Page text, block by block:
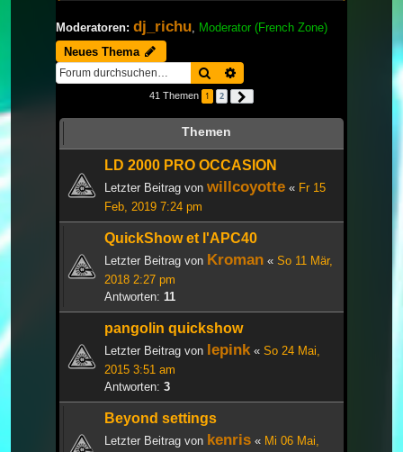
Moderatoren: dj_richu Moderator (French Zone)
Neues Thema
Suche
41 Themen 1 2
Themen
LD 2000 PRO OCCASION
Letzter Beitrag von willcoyotte « Fr 15
Feb, 2019 7:24 pm
QuickShow et l'APC40
Letzter Beitrag von Kroman « So 11 Mär,
2018 2:27 pm
Antworten: 11
pangolin quickshow
Letzter Beitrag von lepink« So 24 Mai,
2015 3:51 am
Antworten: 3
Beyond settings
Letzter Beitrag von kenris « Mi 06 Mai,